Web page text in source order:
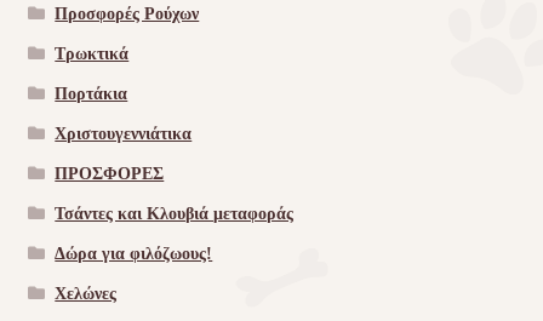
Προσφορές Ρούχων
Τρωκτικά
Πορτάκια
Χριστουγεννιάτικα
ΠΡΟΣΦΟΡΕΣ
Τσάντες και Κλουβιά μεταφοράς
Δώρα για φιλόζωους!
Χελώνες